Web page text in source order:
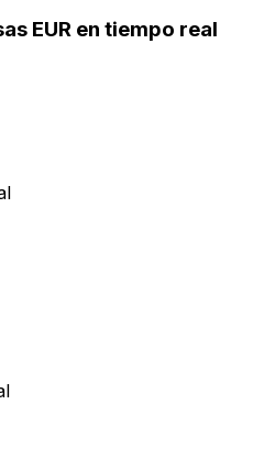
EUR en tiempo real